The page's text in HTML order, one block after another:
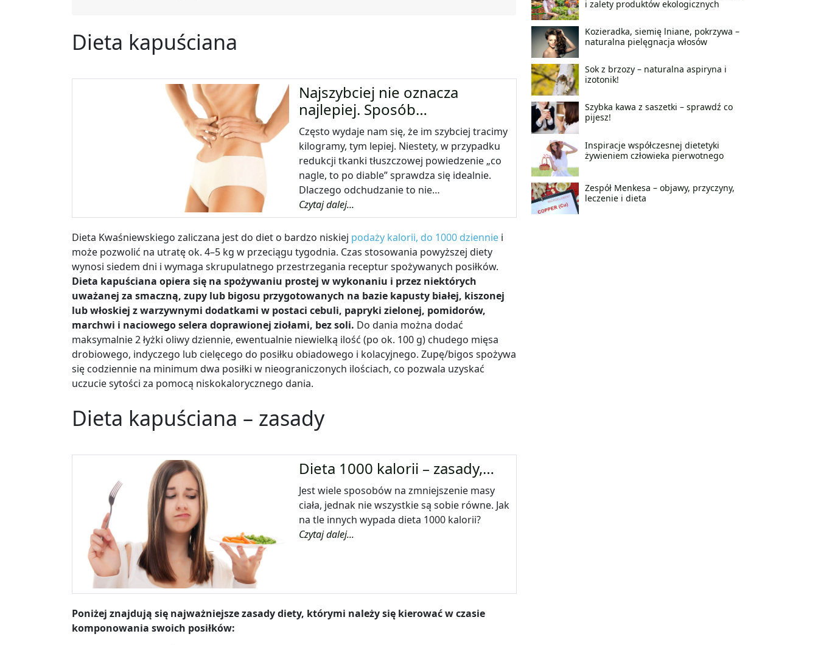
Dieta kapuściana
Najszybciej nie oznacza
najlepiej. Sposób…
Często wydaje nam się, że im szybciej tracimy
kilogramy, tym lepiej. Niestety, w przypadku
redukcji tkanki tłuszczowej powiedzenie „co
nagle, to po diable” sprawdza się idealnie.
Dlaczego odchudzanie to nie…
Czytaj dalej...
Dieta Kwaśniewskiego zaliczana jest do diet o bardzo niskiej podaży kalorii, do 1000 dziennie i
może pozwolić na utratę ok. 4–5 kg w przeciągu tygodnia. Czas stosowania powyższej diety
wynosi siedem dni i wymaga skrupulatnego przestrzegania receptur spożywanych posiłków.
Dieta kapuściana opiera się na spożywaniu prostej w wykonaniu i przez niektórych
uważanej za smaczną, zupy lub bigosu przygotowanych na bazie kapusty białej, kiszonej
lub włoskiej z warzywnymi dodatkami w postaci cebuli, papryki zielonej, pomidorów,
marchwi i naciowego selera doprawionej ziołami, bez soli. Do dania można dodać
maksymalnie 2 łyżki oliwy dziennie, ewentualnie niewielką ilość (po ok. 100 g) chudego mięsa
drobiowego, indyczego lub cielęcego do posiłku obiadowego i kolacyjnego. Zupę/bigos spożywa
się codziennie na minimum dwa posiłki w nieograniczonych ilościach, co pozwala uzyskać
uczucie sytości za pomocą niskokalorycznego dania.
Dieta kapuściana – zasady
Dieta 1000 kalorii – zasady,…
Jest wiele sposobów na zmniejszenie masy
ciała, jednak nie wszystkie są sobie równe. Jak
na tle innych wypada dieta 1000 kalorii?
Czytaj dalej...
Poniżej znajdują się najważniejsze zasady diety, którymi należy się kierować w czasie
komponowania swoich posiłków:
i zalety produktów ekologicznych
Kozieradka, siemię lniane, pokrzywa –
naturalna pielęgnacja włosów
Sok z brzozy – naturalna aspiryna i
izotonik!
Szybka kawa z saszetki – sprawdź co
pijesz!
Inspiracje współczesnej dietetyki
żywieniem człowieka pierwotnego
Zespół Menkesa – objawy, przyczyny,
leczenie i dieta